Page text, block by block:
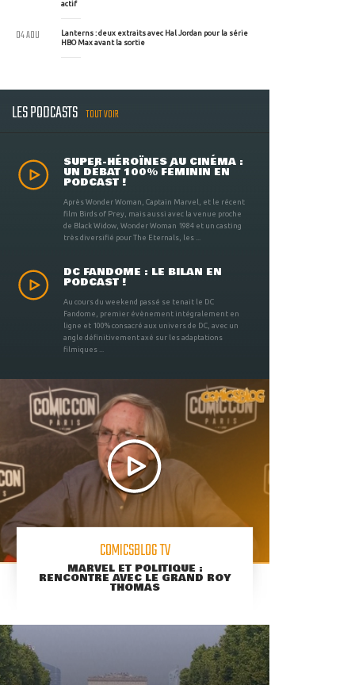
actif
Lanterns : deux extraits avec Hal Jordan pour la série
HBO Max avant la sortie
04 AOU
LES PODCASTS TOUT VOIR
SUPER-HÉROÏNES AU CINÉMA :
UN DÉBAT 100% FÉMININ EN
PODCAST !
Après Wonder Woman, Captain Marvel, et le récent
film Birds of Prey, mais aussi avec la venue proche
de Black Widow, Wonder Woman 1984 et un casting
très diversifié pour The Eternals, les ...
DC FANDOME : LE BILAN EN
PODCAST !
Au cours du weekend passé se tenait le DC
Fandome, premier évènement intégralement en
ligne et 100% consacré aux univers de DC, avec un
angle définitivement axé sur les adaptations
filmiques ...
COMICSBLOG TV
MARVEL ET POLITIQUE :
RENCONTRE AVEC LE GRAND ROY
THOMAS